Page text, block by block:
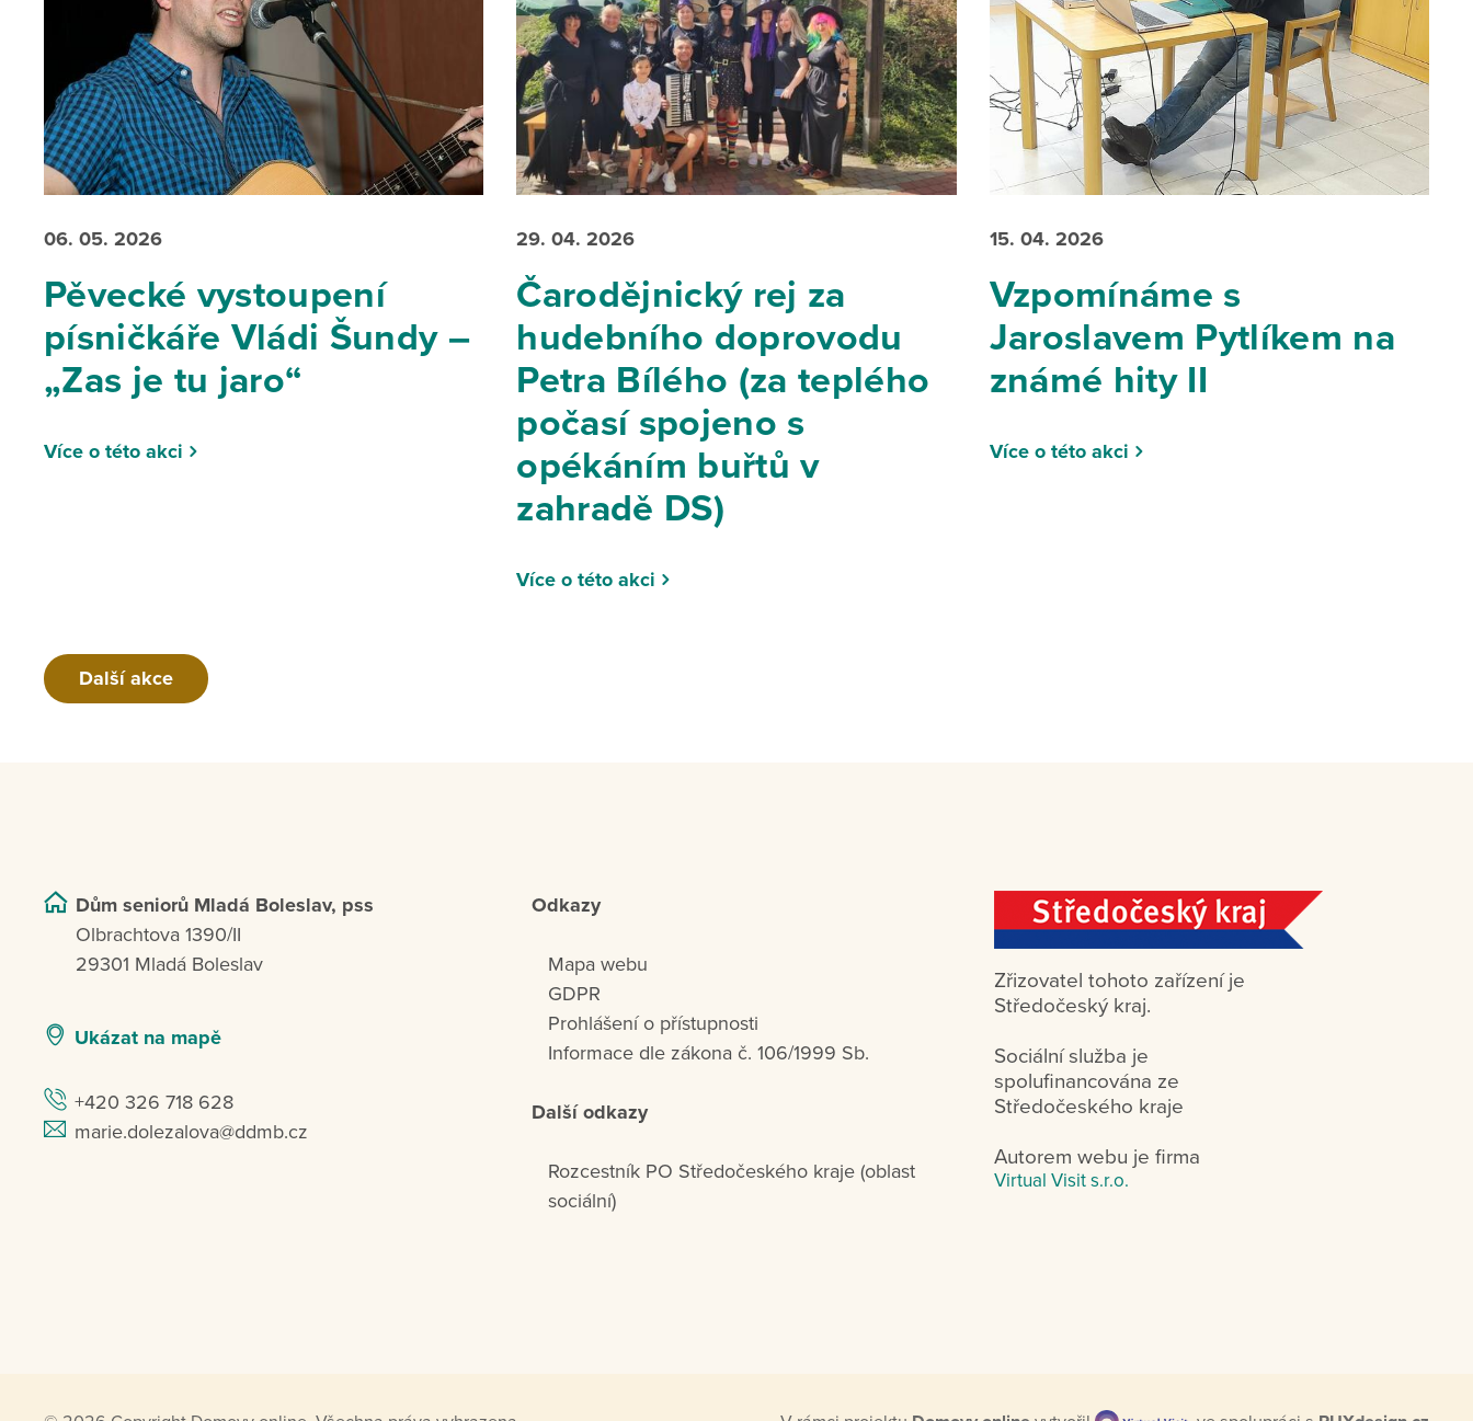
06. 05. 2026
Pěvecké vystoupení
písničkáře Vládi Šundy –
„Zas je tu jaro“
Více o této akci
29. 04. 2026
Čarodějnický rej za
hudebního doprovodu
Petra Bílého (za teplého
počasí spojeno s
opékáním buřtů v
zahradě DS)
Více o této akci
15. 04. 2026
Vzpomínáme s
Jaroslavem Pytlíkem na
známé hity II
Více o této akci
Další akce
Dům seniorů Mladá Boleslav, pss
Olbrachtova 1390/II
29301 Mladá Boleslav
Ukázat na mapě
+420 326 718 628
marie.dolezalova@ddmb.cz
Odkazy
Mapa webu
GDPR
Prohlášení o přístupnosti
Informace dle zákona č. 106/1999 Sb.
Další odkazy
Rozcestník PO Středočeského kraje (oblast
sociální)
Zřizovatel tohoto zařízení je
Středočeský kraj.
Sociální služba je
spolufinancována ze
Středočeského kraje
Autorem webu je firma
Virtual Visit s.r.o.